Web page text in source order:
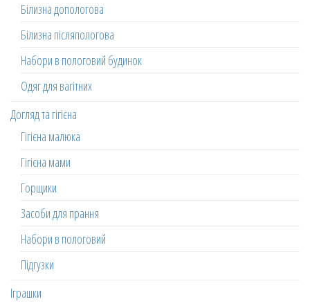
Білизна допологова
Білизна післяпологова
Набори в пологовий будинок
Одяг для вагітних
Догляд та гігієна
Гігієна малюка
Гігієна мами
Горщики
Засоби для прання
Набори в пологовий
Підгузки
Іграшки